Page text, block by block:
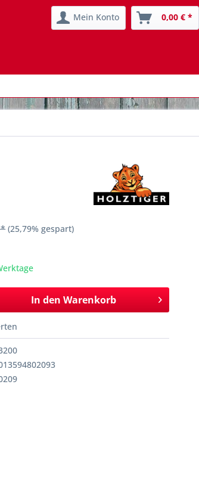
Mein Konto 0,00 € *
* (25,79% gespart)
In den Warenkorb